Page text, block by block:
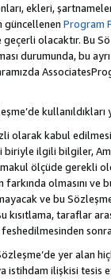
ekleri,
güncellenen Program
olacaktır. Bu
durumunda, bu
olarak kabul
biriyle ilgili bilgiler,
ölçüde gerekli
olmasını ve
ve bu
kısıtlama, taraflar
yer alan
istihdam ilişkisi